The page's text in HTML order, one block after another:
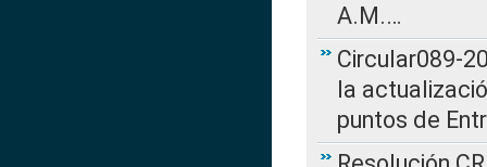
A.M.…
Circular089-
la
puntos de